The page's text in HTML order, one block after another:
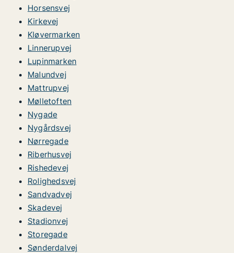
Horsensvej
Kirkevej
Kløvermarken
Linnerupvej
Lupinmarken
Malundvej
Mattrupvej
Mølletoften
Nygade
Nygårdsvej
Nørregade
Riberhusvej
Rishedevej
Rolighedsvej
Sandvadvej
Skadevej
Stadionvej
Storegade
Sønderdalvej